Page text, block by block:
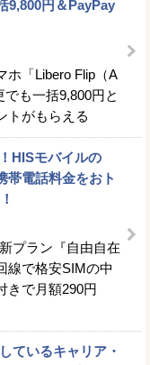
9,800円＆PayPay
ホ「Libero Flip（A
も一括9,800円と
トがもらえる
HISモバイルの
帯電話料金をおト
プラン『自由自在
線で格安SIMの中
きで月額290円
ているキャリア・